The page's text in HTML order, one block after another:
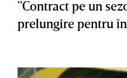
"Contract pe un
prelungire pentru